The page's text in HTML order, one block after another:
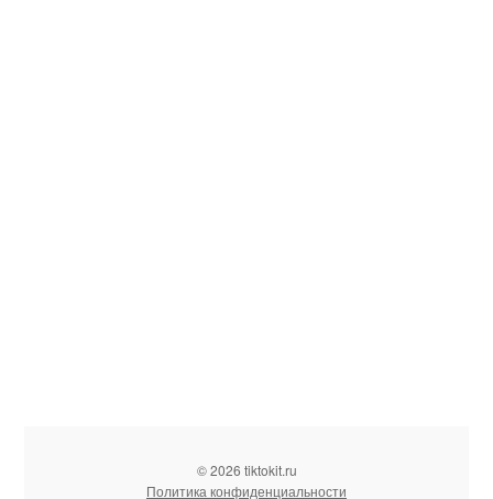
© 2026 tiktokit.ru
Политика конфиденциальности